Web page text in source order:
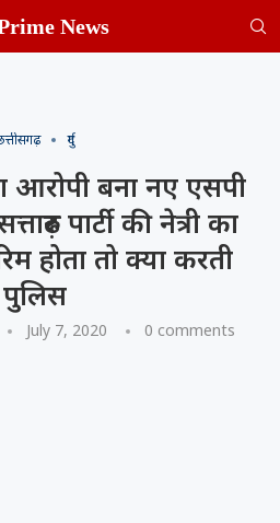
News
दुर्ग
आरोपी बना नए एसपी
पार्टी की नेत्री का
होता तो क्या करती
पुलिस
July 7, 2020 0 comments